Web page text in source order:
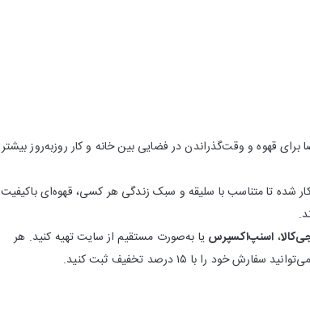
قهوه و وقت‌گذراندن در فضایی بین خانه و کار روزبه‌روز بیشتر
تا متناسب با سلیقه و سبک زندگی هر کسی، قهوه‌‌ای باکیفیت
، اسنپ‌اکسپرس یا به‌صورت مستقیم از سایت تهیه کنید. هر